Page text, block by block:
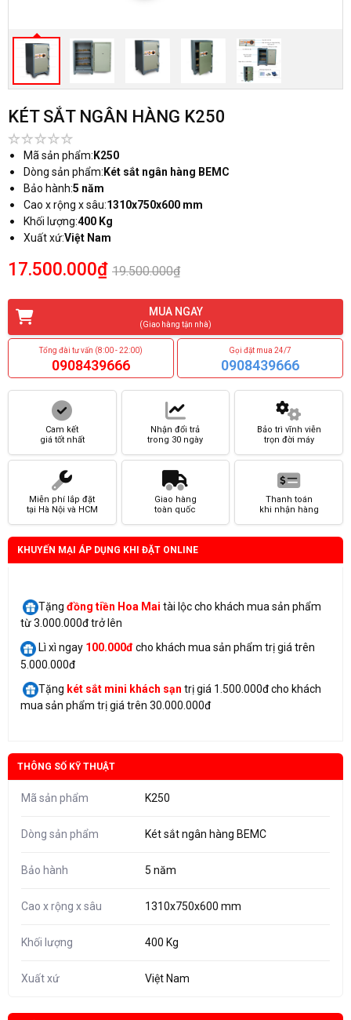
KÉT SẮT NGÂN HÀNG K250
Mã sản phẩm: K250
Dòng sản phẩm: Két sắt ngân hàng BEMC
Bảo hành:5 năm
Cao x rộng x sâu:1310x750x600 mm
Khối lượng:400 Kg
Xuất xứ:Việt Nam
17.500.000₫ 19.500.000₫
MUA NGAY
(Giao hàng tận nhà)
Tổng đài tư vấn (8:00 - 22:00)
0908439666
Gọi đặt mua 24/7
0908439666
Cam kết
giá tốt nhất
Nhận đổi trả
trong 30 ngày
Bảo trì vĩnh viễn
trọn đời máy
Miễn phí lắp đặt
tại Hà Nội và HCM
Giao hàng
toàn quốc
Thanh toán
khi nhận hàng
KHUYẾN MẠI ÁP DỤNG KHI ĐẶT ONLINE
Tặng đồng tiền Hoa Mai tài lộc cho khách mua sản phẩm
từ 3.000.000đ trở lên
Lì xì ngay 100.000đcho khách mua sản phẩm trị giá trên
5.000.000đ
Tặng két sắt mini khách sạn trị giá 1.500.000đ cho khách
mua sản phẩm trị giá trên 30.000.000đ
THÔNG SỐ KỸ THUẬT
Mã sản phẩm K250
Dòng sản phẩm Két sắt ngân hàng BEMC
Bảo hành 5 năm
Cao x rộng x sâu 1310x750x600 mm
Khối lượng 400 Kg
Xuất xứ Việt Nam